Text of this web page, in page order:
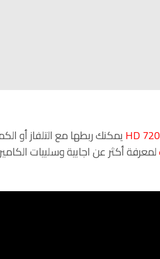
720 HD
يمكنك ربطها مع التلفاز أو
لمعرفة أكثر عن اجابية وسلبيات